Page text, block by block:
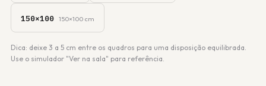
150×100 150×100 cm
Dica: deixe 3 a 5 cm entre os quadros para uma disposição equilibrada.
Use o simulador "Ver na sala" para referência.